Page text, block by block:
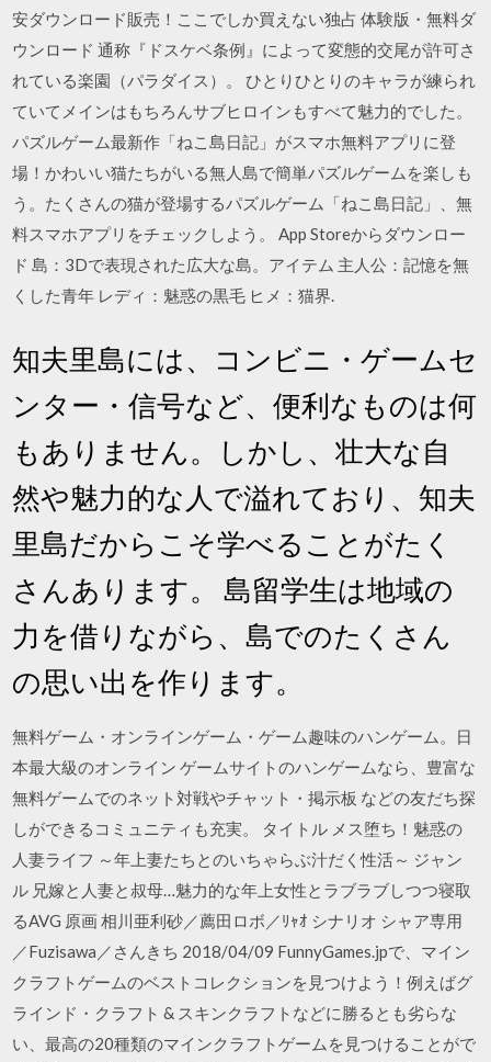
安ダウンロード販売！ここでしか買えない独占 体験版・無料ダ
ウンロード 通称『ドスケベ条例』によって変態的交尾が許可さ
れている楽園（パラダイス）。 ひとりひとりのキャラが練られ
ていてメインはもちろんサブヒロインもすべて魅力的でした。
パズルゲーム最新作「ねこ島日記」がスマホ無料アプリに登
場！かわいい猫たちがいる無人島で簡単パズルゲームを楽しも
う。たくさんの猫が登場するパズルゲーム「ねこ島日記」、無
料スマホアプリをチェックしよう。 App Storeからダウンロー
ド 島：3Dで表現された広大な島。アイテム 主人公：記憶を無
くした青年 レディ：魅惑の黒毛 ヒメ：猫界.
知夫里島には、コンビニ・ゲームセ
ンター・信号など、便利なものは何
もありません。しかし、壮大な自
然や魅力的な人で溢れており、知夫
里島だからこそ学べることがたく
さんあります。 島留学生は地域の
力を借りながら、島でのたくさん
の思い出を作ります。
無料ゲーム・オンラインゲーム・ゲーム趣味のハンゲーム。日
本最大級のオンライン ゲームサイトのハンゲームなら、豊富な
無料ゲームでのネット対戦やチャット・掲示板 などの友だち探
しができるコミュニティも充実。 タイトル メス堕ち！魅惑の
人妻ライフ ～年上妻たちとのいちゃらぶ汁だく性活～ ジャン
ル 兄嫁と人妻と叔母…魅力的な年上女性とラブラブしつつ寝取
るAVG 原画 相川亜利砂／薦田ロボ／ﾘｬｵ シナリオ シャア専用
／Fuzisawa／さんきち 2018/04/09 FunnyGames.jpで、マイン
クラフトゲームのベストコレクションを見つけよう！例えばグ
ラインド・クラフト & スキンクラフトなどに勝るとも劣らな
い、最高の20種類のマインクラフトゲームを見つけることがで